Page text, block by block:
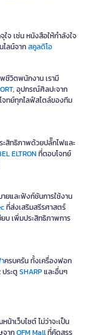
ใจ เช่น หนังสือให้กำลังใจ
ลน์จากสคูลดิโอ
วิตพนักงาน เรามี
, อุปกรณ์ศิลปะจาก
จทย์ทุกไลฟ์สไตล์ของทีม
สิทธิภาพด้วยปลั๊กไฟและ
ELTRONที่ตอบโจทย์
ยและฟังก์ชันการใช้งาน
ที่ส่งเสริมสรีรศาสตร์
บ เพิ่มประสิทธิภาพการ
ครบครัน ทั้งเครื่องฟอก
ประตูSHARPและอื่นๆ
าเว็บไซต์ ไม่ว่าจะเป็น
จากOFM Mallที่คัดสรร